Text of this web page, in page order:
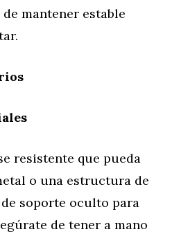
mantener estable
resistente que pueda
o una estructura de
soporte oculto para
de tener a mano